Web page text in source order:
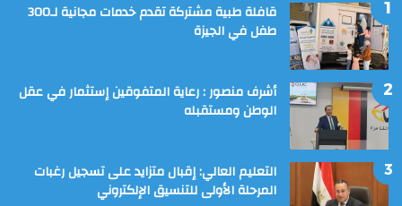
قافلة طبية مشتركة تقدم خدمات مجانية لـ300
طفل في الجيزة
أشرف منصور : رعاية المتفوقين إستثمار في عقل
الوطن ومستقبله
التعليم العالي: إقبال متزايد على تسجيل رغبات
المرحلة الأولى للتنسيق الإلكتروني